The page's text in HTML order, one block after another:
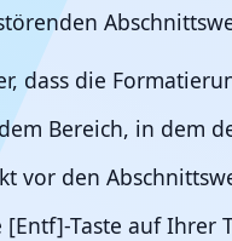
dass die
Bereich, in dem
vor den
Taste auf Ihrer